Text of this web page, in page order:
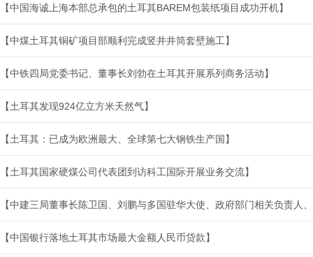
【中国海诚上海本部总承包的土耳其BAREM包装纸项目成功开机】
【中煤土耳其铜矿项目部顺利完成竖井井筒套壁施工】
【中铁四局党委书记、董事长刘勃在土耳其开展系列商务活动】
【土耳其发现924亿立方米天然气】
【土耳其：已成为欧洲最大、全球第七大钢铁生产国】
【土耳其国家硬煤公司代表团到访科工国际开展业务交流】
【中建三局董事长陈卫国、刘鹏与多国驻华大使、政府部门相关负责人
【中国银行落地土耳其市场最大金额人民币贷款】